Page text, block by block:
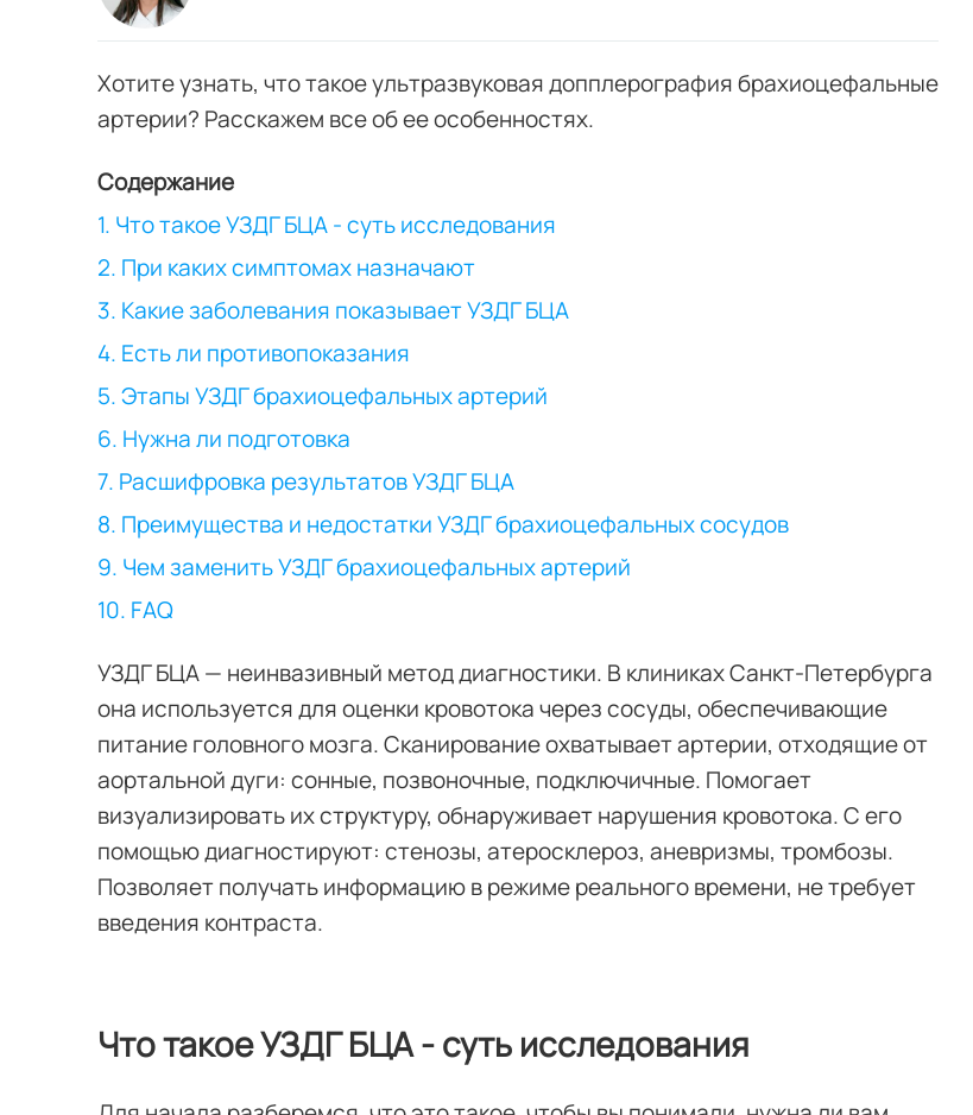
Хотите узнать, что такое ультразвуковая допплерография брахиоцефальные
артерии? Расскажем все об ее особенностях.
Содержание
1. Что такое УЗДГ БЦА - суть исследования
2. При каких симптомах назначают
3. Какие заболевания показывает УЗДГ БЦА
4. Есть ли противопоказания
5. Этапы УЗДГ брахиоцефальных артерий
6. Нужна ли подготовка
7. Расшифровка результатов УЗДГ БЦА
8. Преимущества и недостатки УЗДГ брахиоцефальных сосудов
9. Чем заменить УЗДГ брахиоцефальных артерий
10. FAQ
УЗДГ БЦА — неинвазивный метод диагностики. В клиниках Санкт-Петербурга
она используется для оценки кровотока через сосуды, обеспечивающие
питание головного мозга. Сканирование охватывает артерии, отходящие от
аортальной дуги: сонные, позвоночные, подключичные. Помогает
визуализировать их структуру, обнаруживает нарушения кровотока. С его
помощью диагностируют: стенозы, атеросклероз, аневризмы, тромбозы.
Позволяет получать информацию в режиме реального времени, не требует
введения контраста.
Что такое УЗДГ БЦА - суть исследования